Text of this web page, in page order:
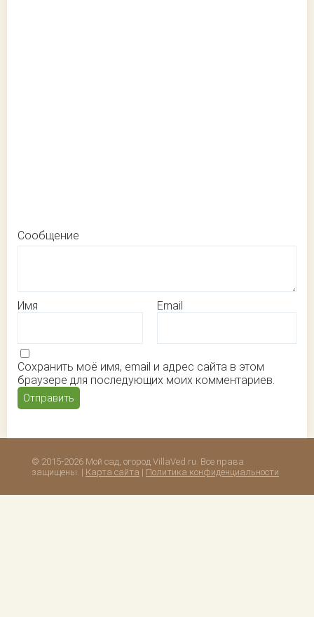
Сообщение
Имя Email
Сохранить моё имя, email и адрес сайта в этом
браузере для последующих моих комментариев.
© 2015-2026 Мой сад, огород VillaVed.ru. Все права
защищены. | Карта сайта | Политика конфиденциальности